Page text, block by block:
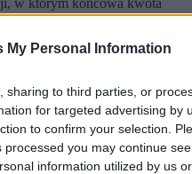
My Personal Information
sharing to third parties, or
for targeted advertising by
to confirm your selection.
you may continue
information utilized by us or
w którym końcowa kwota
karcie produktu.